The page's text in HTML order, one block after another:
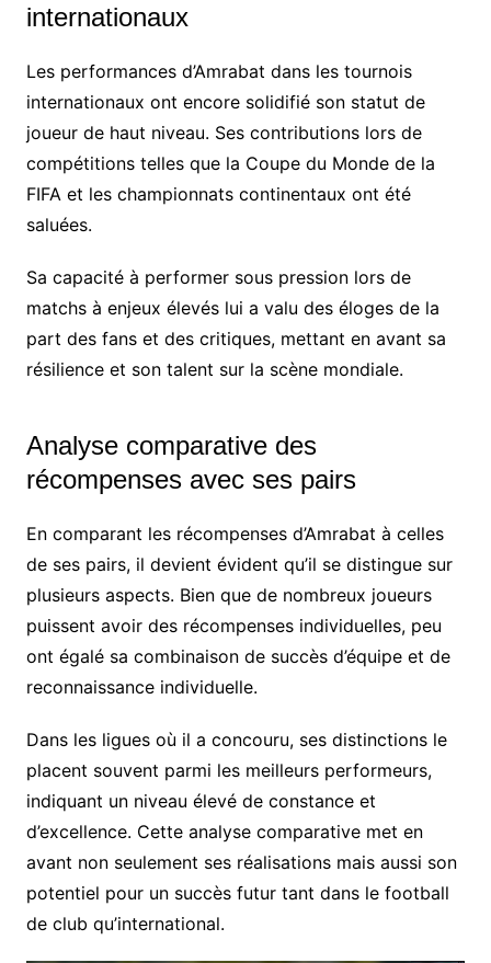
internationaux
Les performances d’Amrabat dans les tournois
internationaux ont encore solidifié son statut de
joueur de haut niveau. Ses contributions lors de
compétitions telles que la Coupe du Monde de la
FIFA et les championnats continentaux ont été
saluées.
Sa capacité à performer sous pression lors de
matchs à enjeux élevés lui a valu des éloges de la
part des fans et des critiques, mettant en avant sa
résilience et son talent sur la scène mondiale.
Analyse comparative des
récompenses avec ses pairs
En comparant les récompenses d’Amrabat à celles
de ses pairs, il devient évident qu’il se distingue sur
plusieurs aspects. Bien que de nombreux joueurs
puissent avoir des récompenses individuelles, peu
ont égalé sa combinaison de succès d’équipe et de
reconnaissance individuelle.
Dans les ligues où il a concouru, ses distinctions le
placent souvent parmi les meilleurs performeurs,
indiquant un niveau élevé de constance et
d’excellence. Cette analyse comparative met en
avant non seulement ses réalisations mais aussi son
potentiel pour un succès futur tant dans le football
de club qu’international.